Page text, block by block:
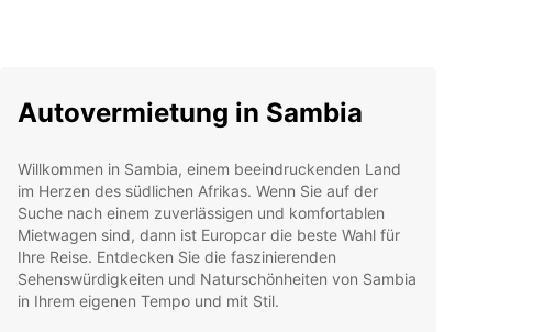
Autovermietung in Sambia
Willkommen in Sambia, einem beeindruckenden Land
im Herzen des südlichen Afrikas. Wenn Sie auf der
Suche nach einem zuverlässigen und komfortablen
Mietwagen sind, dann ist Europcar die beste Wahl für
Ihre Reise. Entdecken Sie die faszinierenden
Sehenswürdigkeiten und Naturschönheiten von Sambia
in Ihrem eigenen Tempo und mit Stil.